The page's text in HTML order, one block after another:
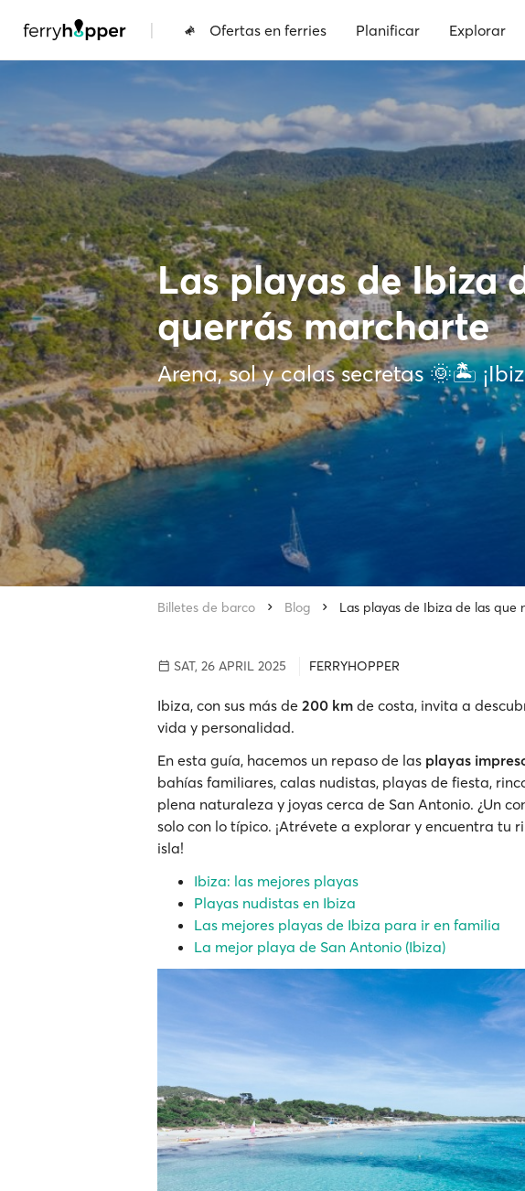
| Ofertas en ferries Planificar Explorar
Las playas de Ibiza
querrás marcharte
Arena, sol y calas secretas 🌞🏝️
Billetes de barco Blog Las playas de Ibiza de las que
SAT, 26 APRIL 2025 FERRYHOPPER
Ibiza, con sus más de 200 km de costa, invita a
vida y personalidad.
En esta guía, hacemos un repaso de las playas
bahías familiares, calas nudistas, playas de fiesta,
plena naturaleza y joyas cerca de San Antonio. ¿Un
solo con lo típico. ¡Atrévete a explorar y encuentra tu
isla!
Ibiza: las mejores playas
Playas nudistas en Ibiza
Las mejores playas de Ibiza para ir en familia
La mejor playa de San Antonio (Ibiza)